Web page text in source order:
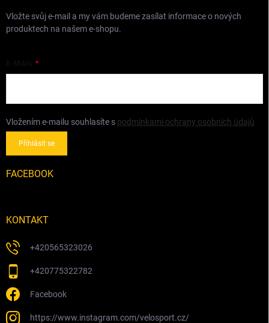
Vložte svůj e-mail a my vám budeme zasílat informace o nových
produktech na našem e-shopu.
Vložením e-mailu souhlasíte s podmínkami ochrany osobních údajů
Přihlásit se
FACEBOOK
KONTAKT
+420565323026
+420775322782
Facebook
https://www.instagram.com/velosport.cz/